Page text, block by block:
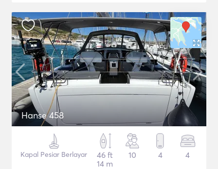
Hanse 458
Kapal Pesiar Berlayar
46 ft
14 m
10 4 4